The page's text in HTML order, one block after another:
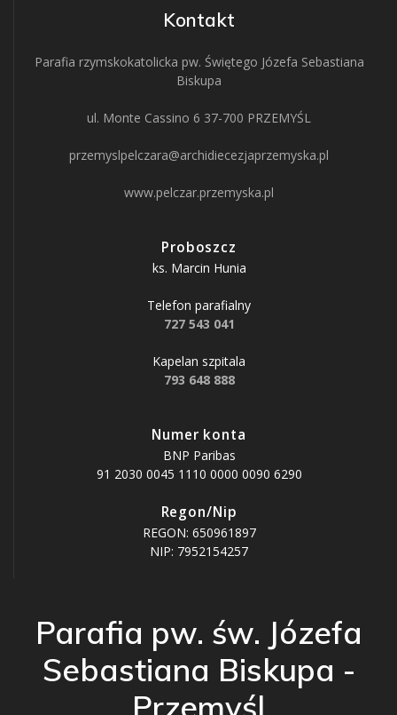
Kontakt
Parafia rzymskokatolicka pw. Świętego Józefa Sebastiana
Biskupa
ul. Monte Cassino 6 37-700 PRZEMYŚL
przemyslpelczara@archidiecezjaprzemyska.pl
www.pelczar.przemyska.pl
Proboszcz
ks. Marcin Hunia
Telefon parafialny
727 543 041
Kapelan szpitala
793 648 888
Numer konta
BNP Paribas
91 2030 0045 1110 0000 0090 6290
Regon/Nip
REGON: 650961897
NIP: 7952154257
Parafia pw. św. Józefa
Sebastiana Biskupa -
Przemyśl